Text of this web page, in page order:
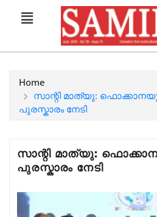
Home
സാന്റി മാത്യു:
പുരസ്കാരം നേടി
സാന്റി മാത്യു:
പുരസ്കാരം നേടി